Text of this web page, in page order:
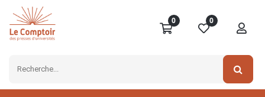
0 0